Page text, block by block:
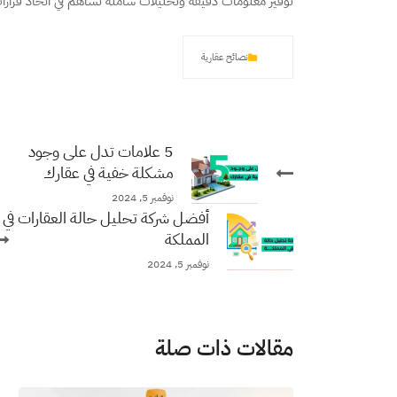
نصائح عقارية
5 علامات تدل على وجود
مشكلة خفية في عقارك
نوفمبر 5, 2024
أفضل شركة تحليل حالة العقارات في
المملكة
نوفمبر 5, 2024
مقالات ذات صلة